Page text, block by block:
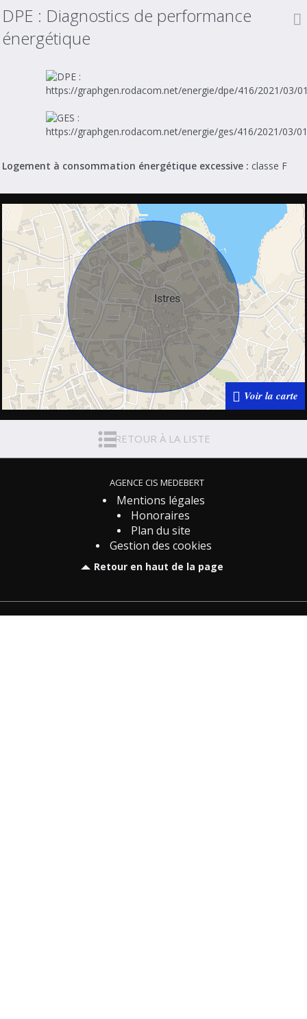
DPE : Diagnostics de performance
énergétique
Logement à consommation énergétique excessive : classe F
Voir la carte
RETOUR À LA LISTE
AGENCE CIS MEDEBERT
Mentions légales
Honoraires
Plan du site
Gestion des cookies
Retour en haut de la page